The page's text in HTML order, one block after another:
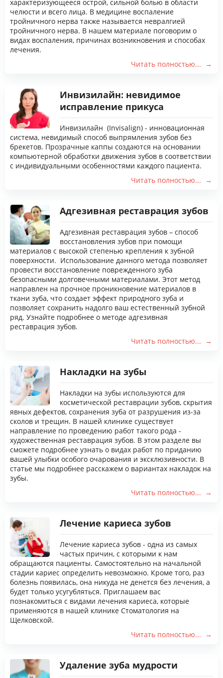
характеризующееся острой, сильной болью в области
челюсти и всего лица. В медицине воспаление
тройничного нерва также называется невралгией
тройничного нерва. В нашем материале поговорим о
видах воспаления, причинах возникновения и способах
лечения.
Читать полностью...
Инвизилайн: невидимое
исправление прикуса
Инвизилайн (Invisalign) - инновационная
система, невидимый способ выпрямления зубов без
брекетов. Прозрачные каппы создаются на основании
компьютерной обработки движения зубов в соответствии
с индивидуальными особенностями каждого пациента.
Читать полностью...
Адгезивная реставрация зубов
Адгезивная реставрация зубов – способ
восстановления зубов при помощи
материалов с высокой степенью крепления к зубной
поверхности. Использование данного метода позволяет
провести восстановление поврежденного зуба
безопасными долговечными материалами. Этот метод
направлен на прочное проникновение материалов в
ткани зуба, что создает эффект природного зуба и
позволяет сохранить надолго ваш естественный зубной
ряд. Узнайте подробнее о методе адгезивная
реставрация зубов.
Читать полностью...
Накладки на зубы
Накладки на зубы используются для
косметической реставрации зубов, скрытия
явных дефектов, сохранения зуба от разрушения из-за
сколов и трещин. В нашей клинике существует
направление по проведению работ такого рода -
художественная реставрация зубов. В этом разделе вы
сможете подробнее узнать о видах работ по приданию
вашей улыбки особого очарования и эксклюзивности. В
статье мы подробнее расскажем о вариантах накладок на
зубы.
Читать полностью...
Лечение кариеса зубов
Лечение кариеса зубов - одна из самых
частых причин, с которыми к нам
обращаются пациенты. Самостоятельно на начальной
стадии кариес определить невозможно. Кроме того, раз
болезнь появилась, она никуда не денется без лечения, а
будет только усугубляться. Приглашаем вас
познакомиться с видами лечения кариеса, которые
применяются в нашей клинике Стоматология на
Щелковской.
Читать полностью...
Удаление зуба мудрости